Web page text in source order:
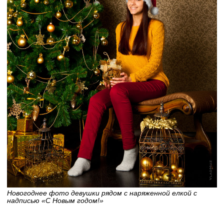
Новогоднее фото девушки рядом с наряженной елкой с
надписью «С Новым годом!»